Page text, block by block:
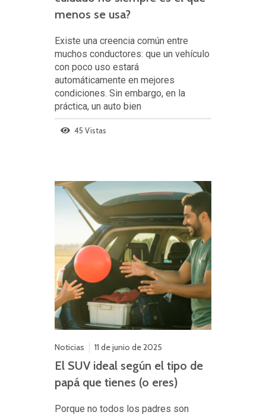
menos se usa?
Existe una creencia común entre
muchos conductores: que un vehículo
con poco uso estará
automáticamente en mejores
condiciones. Sin embargo, en la
práctica, un auto bien
45 Vistas
Noticias 11 de junio de 2025
El SUV ideal según el tipo de
papá que tienes (o eres)
Porque no todos los padres son